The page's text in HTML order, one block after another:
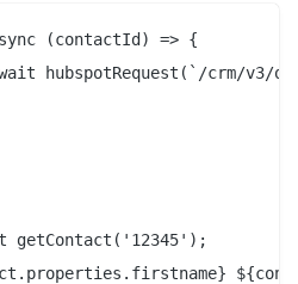
(contactId) => {
hubspotRequest(`/crm/v3/
getContact('12345');